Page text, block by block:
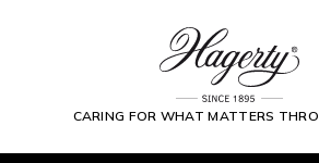
CARING FOR WHAT MATTERS